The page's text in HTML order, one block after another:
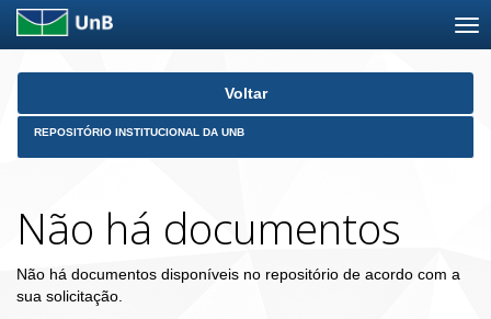
Skip
Voltar
REPOSITÓRIO INSTITUCIONAL DA UNB
Não há documentos
Não há documentos disponíveis no repositório de acordo com a
sua solicitação.